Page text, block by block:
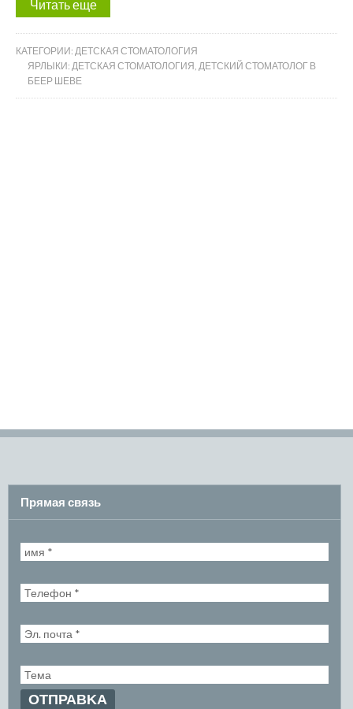
Читать еще
КАТЕГОРИИ: ДЕТСКАЯ СТОМАТОЛОГИЯ
ЯРЛЫКИ: ДЕТСКАЯ СТОМАТОЛОГИЯ, ДЕТСКИЙ СТОМАТОЛОГ В
БЕЕР ШЕВЕ
Прямая связь